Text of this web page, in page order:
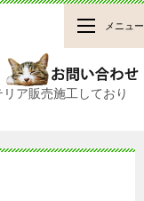
ア販売施工しており
メニュー